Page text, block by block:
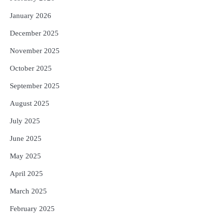
5
January 2026
December 2025
November 2025
October 2025
September 2025
August 2025
July 2025
June 2025
May 2025
April 2025
March 2025
February 2025